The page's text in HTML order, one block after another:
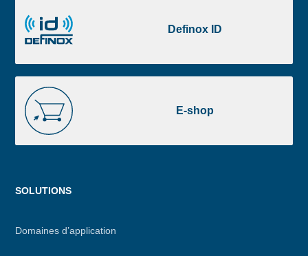
Definox ID
ID
E-shop
shop
Menu
SOLUTIONS
Domaines d’application